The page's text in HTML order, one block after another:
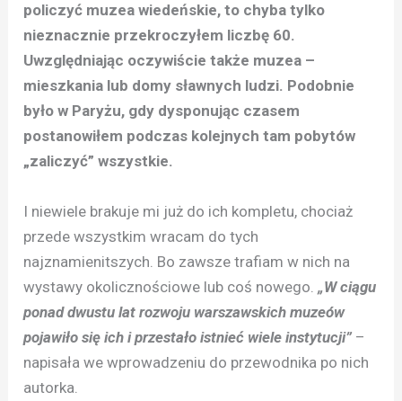
policzyć muzea wiedeńskie, to chyba tylko
nieznacznie przekroczyłem liczbę 60.
Uwzględniając oczywiście także muzea –
mieszkania lub domy sławnych ludzi. Podobnie
było w Paryżu, gdy dysponując czasem
postanowiłem podczas kolejnych tam pobytów
„zaliczyć” wszystkie.
I niewiele brakuje mi już do ich kompletu, chociaż
przede wszystkim wracam do tych
najznamienitszych. Bo zawsze trafiam w nich na
wystawy okolicznościowe lub coś nowego.„W ciągu
ponad dwustu lat rozwoju warszawskich muzeów
pojawiło się ich i przestało istnieć wiele instytucji” –
napisała we wprowadzeniu do przewodnika po nich
autorka.